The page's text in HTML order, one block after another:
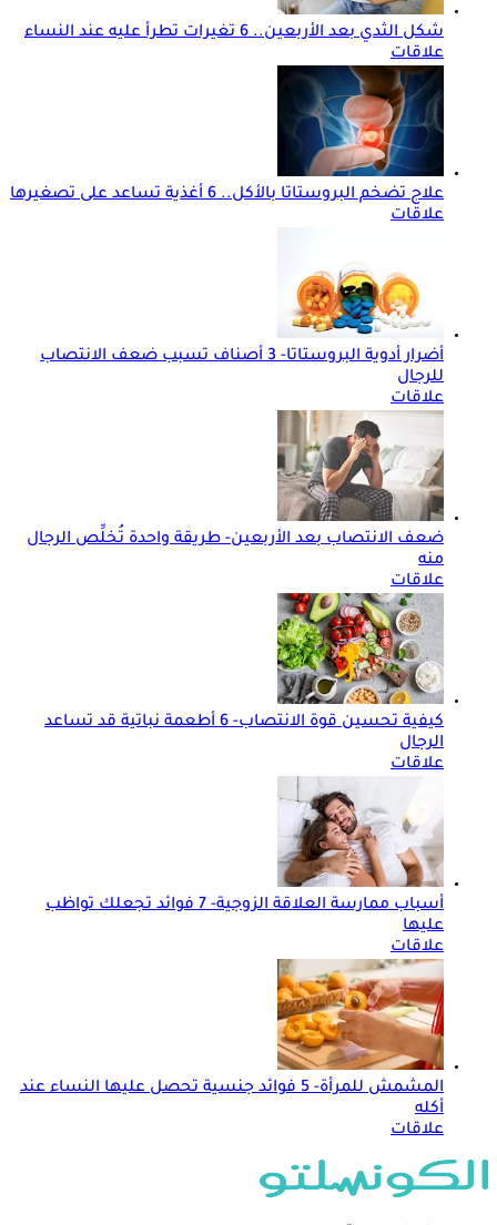
شكل الثدي بعد الأربعين.. 6 تغيرات تطرأ عليه عند النساء
علاقات
علاج تضخم البروستاتا بالأكل.. 6 أغذية تساعد على تصغيرها
علاقات
أضرار أدوية البروستاتا- 3 أصناف تسبب ضعف الانتصاب
للرجال
علاقات
ضعف الانتصاب بعد الأربعين- طريقة واحدة تُخلِّص الرجال
منه
علاقات
كيفية تحسين قوة الانتصاب- 6 أطعمة نباتية قد تساعد
الرجال
علاقات
أسباب ممارسة العلاقة الزوجية- 7 فوائد تجعلك تواظب
عليها
علاقات
المشمش للمرأة- 5 فوائد جنسية تحصل عليها النساء عند
أكله
علاقات